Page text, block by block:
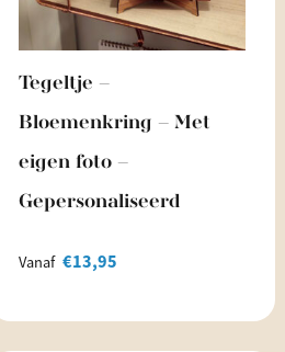
Tegeltje –
Bloemenkring – Met
eigen foto –
Gepersonaliseerd
Vanaf €13,95